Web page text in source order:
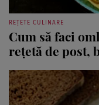
REȚETE CULINARE
Cum să faci
rețetă de post,